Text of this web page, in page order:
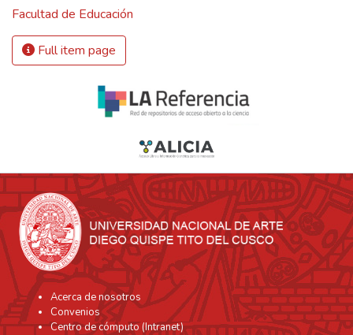
Facultad de Educación
Full item page
Acerca de nosotros
Convenios
Centro de cómputo (Intranet)